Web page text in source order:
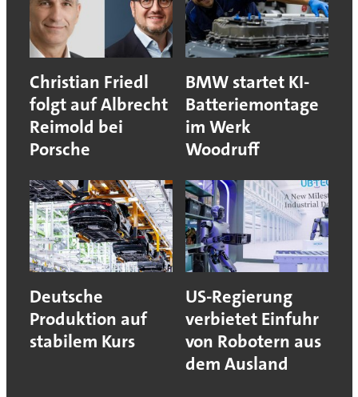
Christian Friedl
folgt auf Albrecht
Reimold bei
Porsche
BMW startet KI-
Batteriemontage
im Werk
Woodruff
Deutsche
Produktion auf
stabilem Kurs
US-Regierung
verbietet Einfuhr
von Robotern aus
dem Ausland